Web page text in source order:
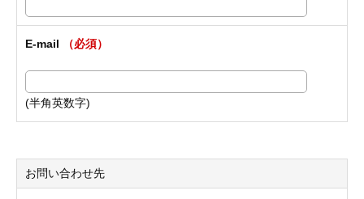
E-mail （必須）
(半角英数字)
お問い合わせ先